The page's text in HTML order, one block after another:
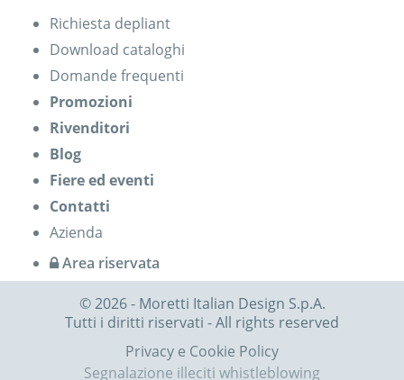
Richiesta depliant
Download cataloghi
Domande frequenti
Promozioni
Rivenditori
Blog
Fiere ed eventi
Contatti
Azienda
Area riservata
© 2026 - Moretti Italian Design S.p.A.
Tutti i diritti riservati - All rights reserved
Privacy e Cookie Policy
Segnalazione illeciti whistleblowing